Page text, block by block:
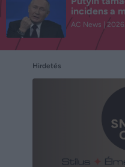
incidens a
AC News
Hirdetés